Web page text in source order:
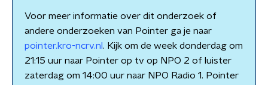
Voor meer informatie over dit onderzoek of
andere onderzoeken van Pointer ga je naar
pointer.kro-ncrv.nl . Kijk om de week donderdag om
21:15 uur naar Pointer op tv op NPO 2 of luister
zaterdag om 14:00 uur naar NPO Radio 1. Pointer